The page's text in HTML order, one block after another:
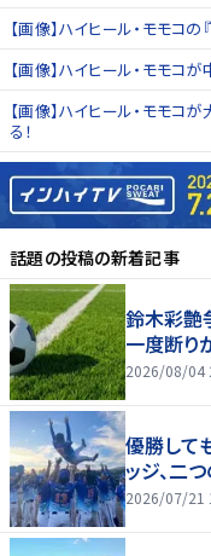
【画像】ハイヒール・モモコ
【画像】ハイヒール・モモコ
【画像】ハイヒール・モモコ
る！
話題の投稿の新着記事
鈴木彩艶
一度断り
2026/08/04
優勝して
ッジ、二
2026/07/21